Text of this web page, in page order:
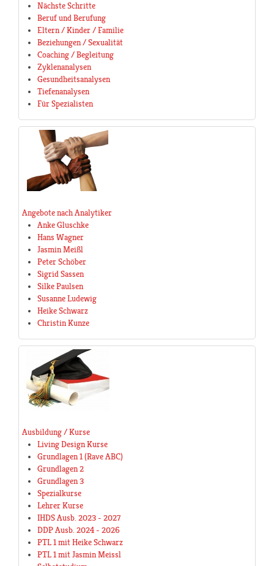
Nächste Schritte
Beruf und Berufung
Eltern / Kinder / Familie
Beziehungen / Sexualität
Coaching / Begleitung
Zyklenanalysen
Gesundheitsanalysen
Tiefenanalysen
Für Spezialisten
Angebote nach Analytiker
Anke Gluschke
Hans Wagner
Jasmin Meißl
Peter Schöber
Sigrid Sassen
Silke Paulsen
Susanne Ludewig
Heike Schwarz
Christin Kunze
Ausbildung / Kurse
Living Design Kurse
Grundlagen 1 (Rave ABC)
Grundlagen 2
Grundlagen 3
Spezialkurse
Lehrer Kurse
IHDS Ausb. 2023 - 2027
DDP Ausb. 2024 - 2026
PTL 1 mit Heike Schwarz
PTL 1 mit Jasmin Meissl